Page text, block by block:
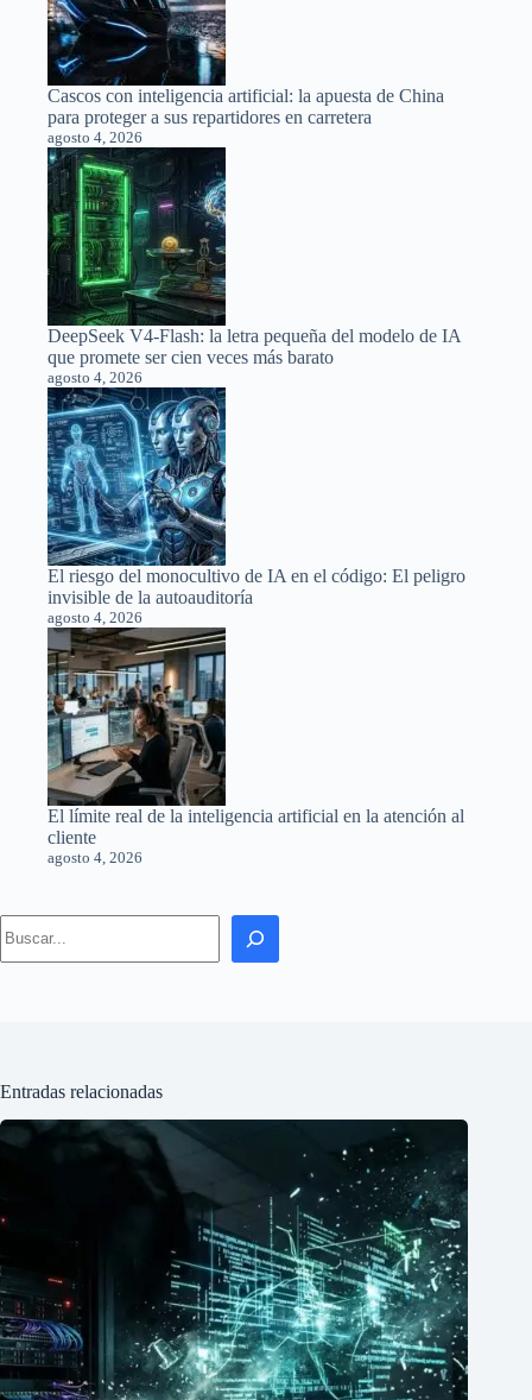
Cascos con inteligencia artificial: la apuesta de China
para proteger a sus repartidores en carretera
agosto 4, 2026
DeepSeek V4-Flash: la letra pequeña del modelo de IA
que promete ser cien veces más barato
agosto 4, 2026
El riesgo del monocultivo de IA en el código: El peligro
invisible de la autoauditoría
agosto 4, 2026
El límite real de la inteligencia artificial en la atención al
cliente
agosto 4, 2026
Search
Entradas relacionadas